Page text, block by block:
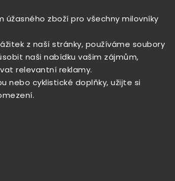
zboží pro všechny milovníky
z naší stránky, používáme soubory
naši nabídku vašim zájmům,
relevantní reklamy.
nebo cyklistické doplňky, užijte si